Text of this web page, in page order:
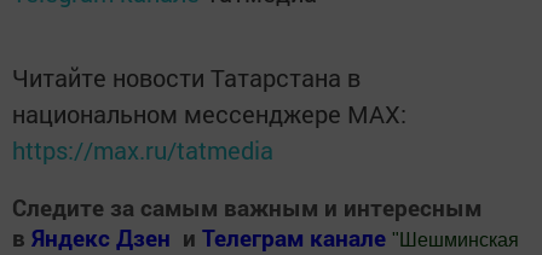
Читайте новости Татарстана в
национальном мессенджере MАХ:
https://max.ru/tatmedia
Следите за самым важным и интересным
в Яндекс Дзен и Телеграм канале " Шешминская